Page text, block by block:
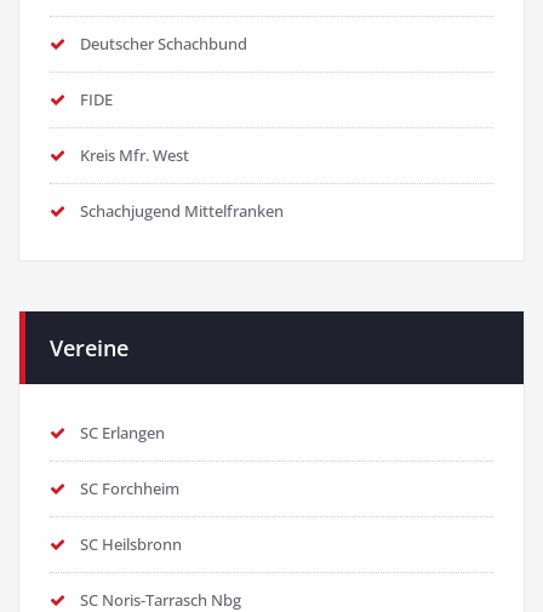
Deutscher Schachbund
FIDE
Kreis Mfr. West
Schachjugend Mittelfranken
Vereine
SC Erlangen
SC Forchheim
SC Heilsbronn
SC Noris-Tarrasch Nbg